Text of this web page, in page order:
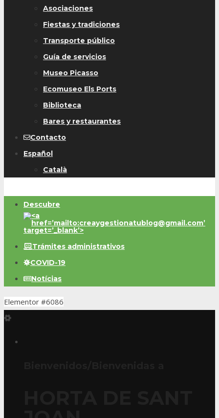
Asociaciones
Fiestas y tradiciones
Transporte público
Guía de servicios
Museo Picasso
Ecomuseo Els Ports
Biblioteca
Bares y restaurantes
Contacto
Español
Català
Descubre
Trámites administrativos
COVID-19
Notícias
Elementor #6086